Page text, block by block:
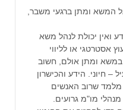
המשא ומתן ברגעי משבר,
ואין יכולת לנהל משא
אסטרטגי או לליווי
במשא ומתן אולם, חשוב
– חיוני. הידע והכישרון
מלמד שרוב האנשים
מו"מ גרועים.